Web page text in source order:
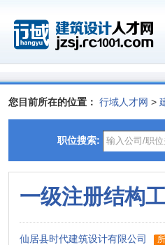
您目前所在的位置： 行域人才网 >
职位搜索:
一级注册结构
仙居县时代建筑设计有限公司